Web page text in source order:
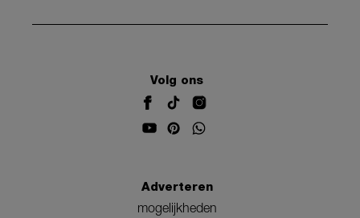
Volg ons
Adverteren
mogelijkheden